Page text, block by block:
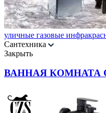
уличные газовые
Сантехника
Закрыть
ВАННАЯ КОМНАТА